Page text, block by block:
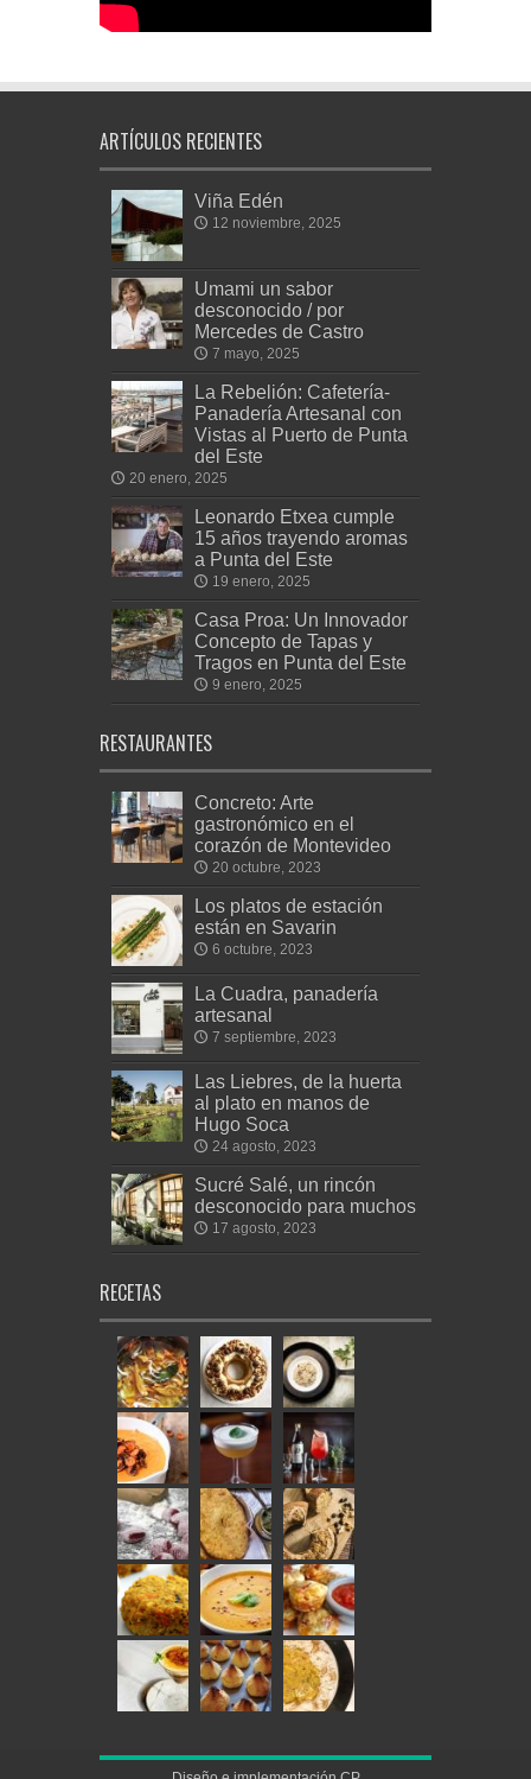
ARTÍCULOS RECIENTES
Viña Edén
12 noviembre, 2025
Umami un sabor
desconocido / por
Mercedes de Castro
7 mayo, 2025
La Rebelión: Cafetería-
Panadería Artesanal con
Vistas al Puerto de Punta
del Este
20 enero, 2025
Leonardo Etxea cumple
15 años trayendo aromas
a Punta del Este
19 enero, 2025
Casa Proa: Un Innovador
Concepto de Tapas y
Tragos en Punta del Este
9 enero, 2025
RESTAURANTES
Concreto: Arte
gastronómico en el
corazón de Montevideo
20 octubre, 2023
Los platos de estación
están en Savarin
6 octubre, 2023
La Cuadra, panadería
artesanal
7 septiembre, 2023
Las Liebres, de la huerta
al plato en manos de
Hugo Soca
24 agosto, 2023
Sucré Salé, un rincón
desconocido para muchos
17 agosto, 2023
RECETAS